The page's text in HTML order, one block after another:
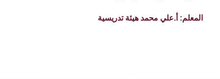
المعلم: أ‌.علي محمد هيئة تدريسية